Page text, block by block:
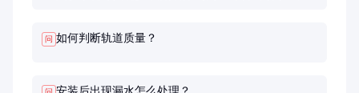
问 如何判断轨道质量？